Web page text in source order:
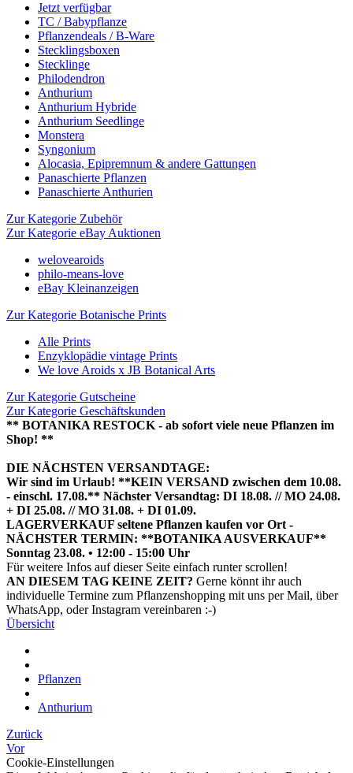
Jetzt verfügbar
TC / Babypflanze
Pflanzendeals / B-Ware
Stecklingsboxen
Stecklinge
Philodendron
Anthurium
Anthurium Hybride
Anthurium Seedlinge
Monstera
Syngonium
Alocasia, Epipremnum & andere Gattungen
Panaschierte Pflanzen
Panaschierte Anthurien
Zur Kategorie Zubehör
Zur Kategorie eBay Auktionen
welovearoids
philo-means-love
eBay Kleinanzeigen
Zur Kategorie Botanische Prints
Alle Prints
Enzyklopädie vintage Prints
We love Aroids x JB Botanical Arts
Zur Kategorie Gutscheine
Zur Kategorie Geschäftskunden
** BOTANIKA RESTOCK - ab sofort viele neue Pflanzen im
Shop! **
DIE NÄCHSTEN VERSANDTAGE:
Wir sind im Urlaub! **KEIN VERSAND zwischen dem 10.08.
- einschl. 17.08.** Nächster Versandtag: DI 18.08. // MO 24.08.
+ DI 25.08. // MO 31.08. + DI 01.09.
LAGERVERKAUF seltene Pflanzen kaufen vor Ort -
NÄCHSTER TERMIN: **BOTANIKA AUSVERKAUF**
Sonntag 23.08. • 12:00 - 15:00 Uhr
Für weitere Infos auf dieser Seite einfach runter scrollen!
AN DIESEM TAG KEINE ZEIT? Gerne könnt ihr auch
individuelle Termine zum Pflanzenshopping mit uns per Mail, über
WhatsApp, oder Instagram vereinbaren :-)
Übersicht
Pflanzen
Anthurium
Zurück
Vor
Cookie-Einstellungen